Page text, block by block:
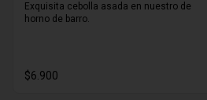
Exquisita cebolla asada en nuestro de
horno de barro.
$6.900